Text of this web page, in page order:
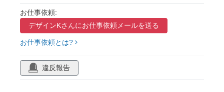
お仕事依頼:
デザインKさんにお仕事依頼メールを送る
お仕事依頼とは?
違反報告